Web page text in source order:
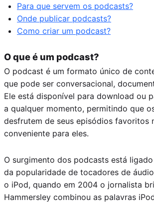
Para que servem os podcasts?
Onde publicar podcasts?
Como criar um podcast?
O que é um podcast?
O podcast é um formato único de
que pode ser conversacional,
Ele está disponível para download ou
a qualquer momento, permitindo que
desfrutem de seus episódios favoritos
conveniente para eles.
O surgimento dos podcasts está
da popularidade de tocadores de
o iPod, quando em 2004 o jornalista
Hammersley combinou as palavras